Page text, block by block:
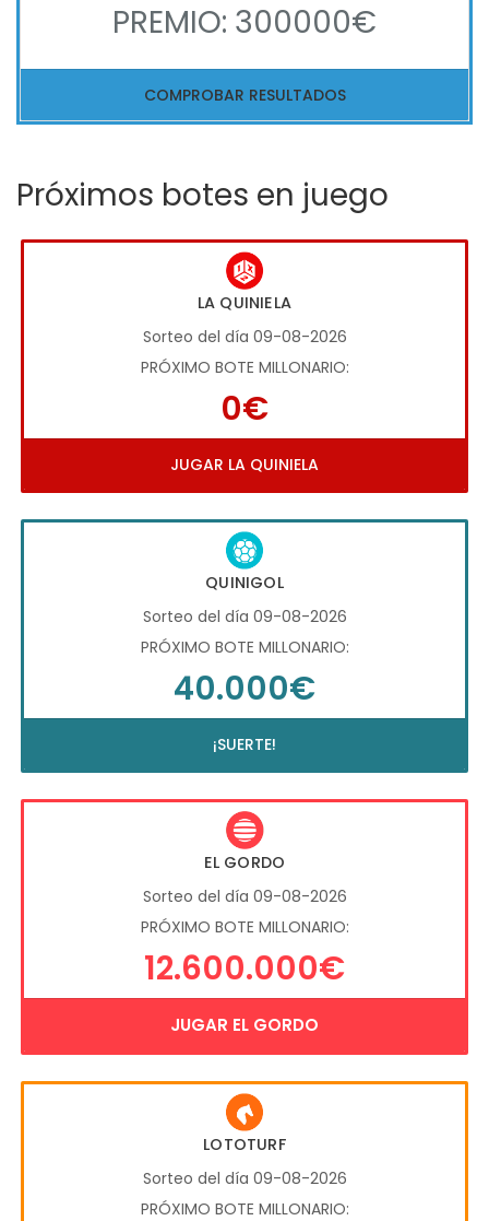
PREMIO: 300000€
COMPROBAR RESULTADOS
Próximos botes en juego
LA QUINIELA
Sorteo del día 09-08-2026
PRÓXIMO BOTE MILLONARIO:
0€
JUGAR LA QUINIELA
QUINIGOL
Sorteo del día 09-08-2026
PRÓXIMO BOTE MILLONARIO:
40.000€
¡SUERTE!
EL GORDO
Sorteo del día 09-08-2026
PRÓXIMO BOTE MILLONARIO:
12.600.000€
JUGAR EL GORDO
LOTOTURF
Sorteo del día 09-08-2026
PRÓXIMO BOTE MILLONARIO: